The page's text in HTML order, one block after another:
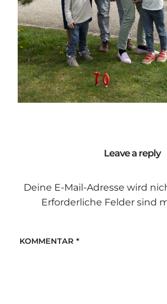
Leave a reply
Deine E-Mail-Adresse wird
Erforderliche Felder sind
KOMMENTAR *